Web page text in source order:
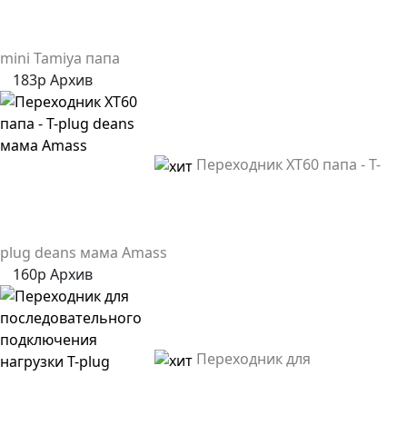
mini Tamiya папа
183р Архив
Переходник XT60 папа - T-
plug deans мама Amass
160р Архив
Переходник для